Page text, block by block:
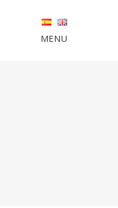
MENU